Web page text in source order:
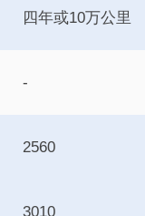
四年或10万公里
-
2560
3010